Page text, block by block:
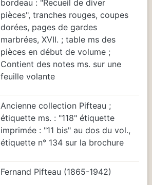
bordeau : "Recueil de diver
pièces", tranches rouges, coupes
dorées, pages de gardes
marbrées, XVII. ; table ms des
pièces en début de volume ;
Contient des notes ms. sur une
feuille volante
Ancienne collection Pifteau ;
étiquette ms. : "118" étiquette
imprimée : "11 bis" au dos du vol.,
étiquette n° 134 sur la brochure
Fernand Pifteau (1865-1942)